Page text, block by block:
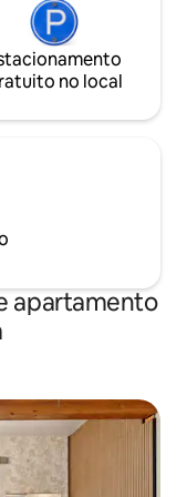
no local
apartamento